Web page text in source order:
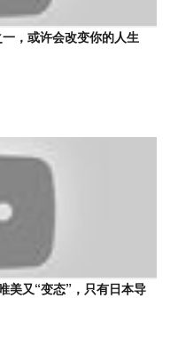
，或许会改变你的人生
美又“变态”，只有日本导